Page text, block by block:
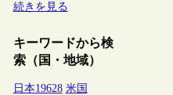
続きを見る
キーワードから検
索（国・地域）
日本19628 米国